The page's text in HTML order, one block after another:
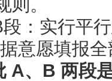
。
段：实行平
意愿填报
A、B 两段